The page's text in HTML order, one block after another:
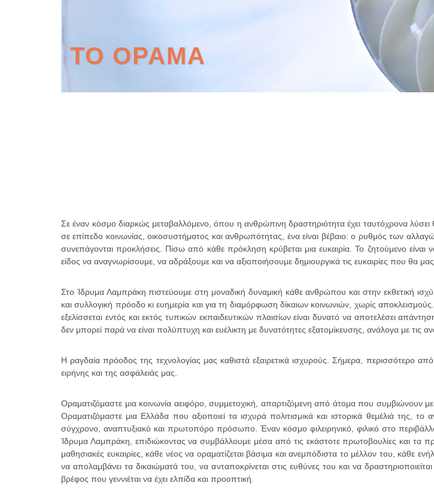
ΤΟ ΟΡΑΜΑ
Σε έναν κόσμο διαρκώς μεταβαλλόμενο, όπου η ανθρώπινη δραστηριότητα έχει ταυτόχρονα
σε επίπεδο κοινωνίας, οικοσυστήματος και ανθρωπότητας, ένα είναι βέβαιο: ο ρυθμός των
συνεπάγονται προκλήσεις. Πίσω από κάθε πρόκληση κρύβεται μια ευκαιρία. Το ζητούμενο
είδος να αναγνωρίσουμε, να αδράξουμε και να αξιοποιήσουμε δημιουργικά τις ευκαιρίες που θα
Στο Ίδρυμα Λαμπράκη πιστεύουμε στη μοναδική δυναμική κάθε ανθρώπου και στην εκθετική
και συλλογική πρόοδο κι ευημερία και για τη διαμόρφωση δίκαιων κοινωνιών, χωρίς
εξελίσσεται εντός και εκτός τυπικών εκπαιδευτικών πλαισίων είναι δυνατό να αποτελέσει
δεν μπορεί παρά να είναι πολύπτυχη και ευέλικτη με δυνατότητες εξατομίκευσης, ανάλογα με τις
Η ραγδαία πρόοδος της τεχνολογίας μας καθιστά εξαιρετικά ισχυρούς. Σήμερα, περισσότερο
ειρήνης και της ασφάλειάς μας.
Οραματιζόμαστε μια κοινωνία αειφόρο, συμμετοχική, απαρτιζόμενη από άτομα που συμβιώνουν
Οραματιζόμαστε μια Ελλάδα που αξιοποιεί τα ισχυρά πολιτισμικά και ιστορικά θεμέλιά της,
σύγχρονο, αναπτυξιακό και πρωτοπόρο πρόσωπο. Έναν κόσμο φιλειρηνικό, φιλικό στο
Ίδρυμα Λαμπράκη, επιδιώκοντας να συμβάλλουμε μέσα από τις εκάστοτε πρωτοβουλίες και τα
μαθησιακές ευκαιρίες, κάθε νέος να οραματίζεται βάσιμα και ανεμπόδιστα το μέλλον του, κάθε
να απολαμβάνει τα δικαιώματά του, να ανταποκρίνεται στις ευθύνες του και να
βρέφος που γεννιέται να έχει ελπίδα και προοπτική.